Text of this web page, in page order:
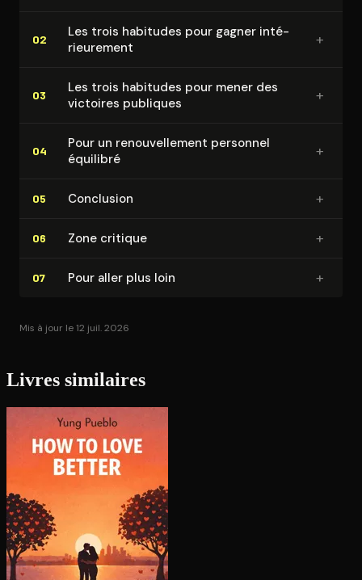
02
Les trois habitudes pour gagner in­té­
rieu­re­ment
+
03
Les trois habitudes pour mener des
victoires publiques
+
04
Pour un re­nou­vel­le­ment personnel
équilibré
+
05 Conclusion +
06 Zone critique +
07 Pour aller plus loin +
Mis à jour le 12 juil. 2026
Livres similaires